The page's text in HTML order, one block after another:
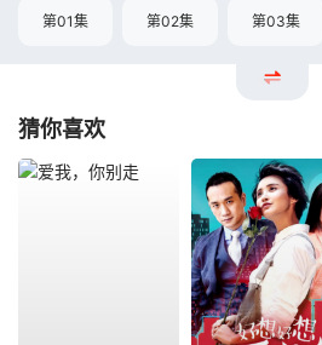
第01集 第02集 第03集
猜你喜欢